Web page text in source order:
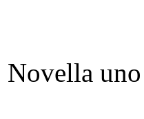
Novella